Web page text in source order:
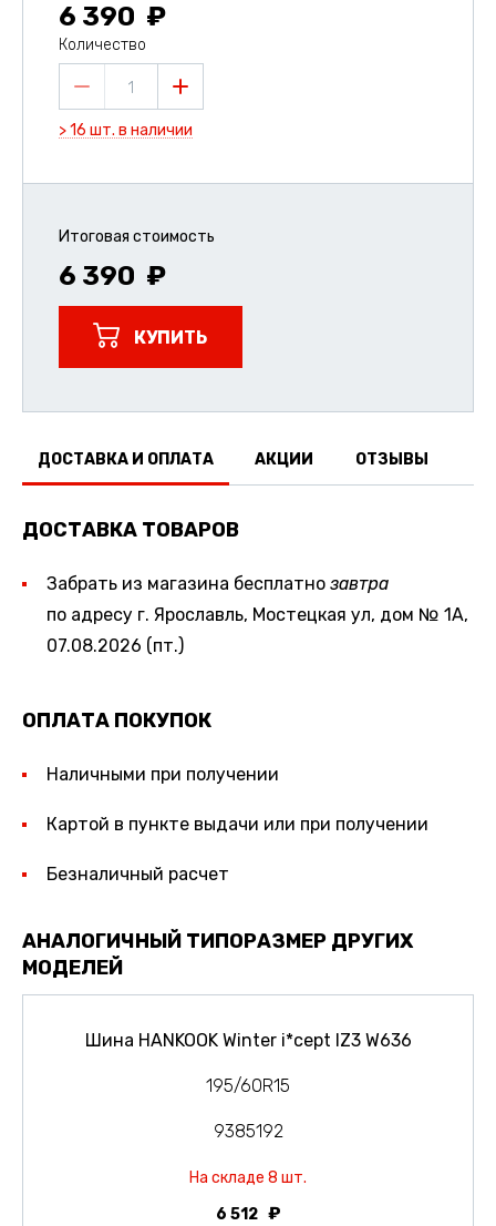
6 390
Количество
1
> 16 шт. в наличии
Итоговая стоимость
6 390
КУПИТЬ
ДОСТАВКА И ОПЛАТА АКЦИИ ОТЗЫВЫ
ДОСТАВКА ТОВАРОВ
Забрать из магазина бесплатно завтра
по адресу г. Ярославль, Мостецкая ул, дом № 1А,
07.08.2026 (пт.)
ОПЛАТА ПОКУПОК
Наличными при получении
Картой в пункте выдачи или при получении
Безналичный расчет
АНАЛОГИЧНЫЙ ТИПОРАЗМЕР ДРУГИХ
МОДЕЛЕЙ
Шина HANKOOK Winter i*cept IZ3 W636
195/60R15
9385192
На складе 8 шт.
6 512